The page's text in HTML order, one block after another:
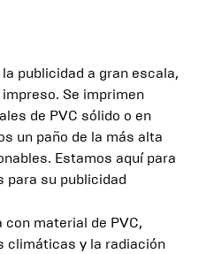
publicidad a gran escala,
Se imprimen
de PVC sólido o en
un paño de la más alta
Estamos aquí para
para su publicidad
con material de PVC,
climáticas y la radiación